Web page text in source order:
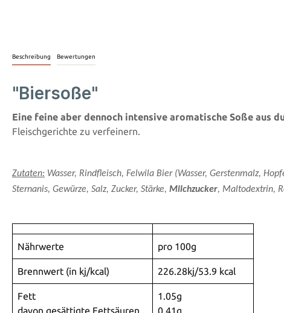
Beschreibung Bewertungen
"Biersoße"
Eine feine aber dennoch intensive aromatische Soße aus
Fleischgerichte zu verfeinern.
Zutaten: Wasser, Rindfleisch, Felwila Bier (Wasser, Gerstenmalz,
Sternanis, Gewürze, Salz, Zucker, Stärke, Milchzucker, Maltodextrin,
Nährwerte pro 100g
Brennwert (in kj/kcal) 226.28kj/53.9 kcal
Fett
davon gesättigte Fettsäuren
1.05g
0.41g